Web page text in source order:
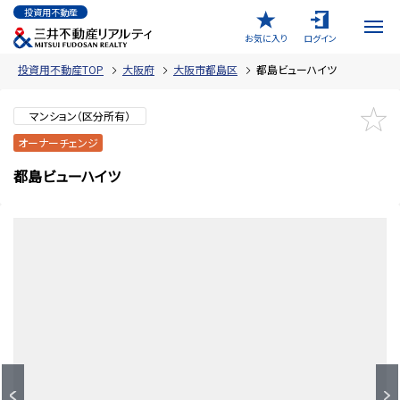
投資用不動産
お気に入り
ログイン
投資用不動産TOP 大阪府 大阪市都島区 都島ビューハイツ
マンション（区分所有）
オーナーチェンジ
都島ビューハイツ